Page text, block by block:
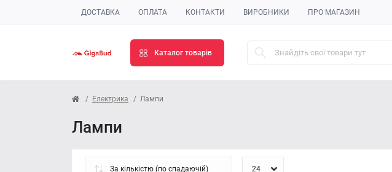
ДОСТАВКА ОПЛАТА КОНТАКТИ ВИРОБНИКИ ПРО МАГАЗИН
Каталог товарів
Електрика Лампи
Лампи